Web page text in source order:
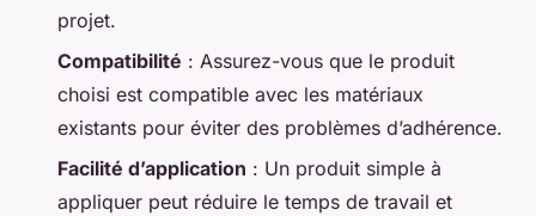
projet.
Compatibilité : Assurez-vous que le produit
choisi est compatible avec les matériaux
existants pour éviter des problèmes d’adhérence.
Facilité d’application : Un produit simple à
appliquer peut réduire le temps de travail et